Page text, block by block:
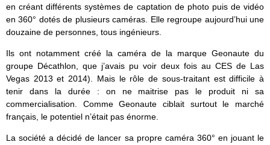
en créant différents systèmes de captation de photo puis de vidéo
en 360° dotés de plusieurs caméras. Elle regroupe aujourd’hui une
douzaine de personnes, tous ingénieurs.
Ils ont notamment créé la caméra de la marque Geonaute du
groupe Décathlon, que j’avais pu voir deux fois au CES de Las
Vegas 2013 et 2014). Mais le rôle de sous-traitant est difficile à
tenir dans la durée : on ne maitrise pas le produit ni sa
commercialisation. Comme Geonaute ciblait surtout le marché
français, le potentiel n’était pas énorme.
La société a décidé de lancer sa propre caméra 360° en jouant le